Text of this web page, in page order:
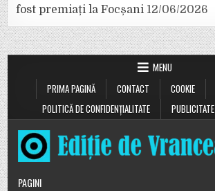
fost premiați la Focșani 12/06/2026
MENU
PRIMA PAGINĂ
CONTACT COOKIE
POLITICĂ DE CONFIDENȚIALITATE
PUBLICITATE
PAGINI